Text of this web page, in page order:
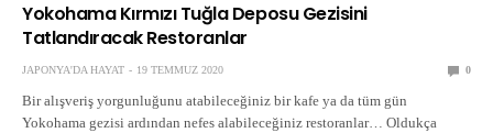
Yokohama Kırmızı Tuğla Deposu Gezisini
Tatlandıracak Restoranlar
JAPONYA'DA HAYAT 19 TEMMUZ 2020 0
Bir alışveriş yorgunluğunu atabileceğiniz bir kafe ya da tüm gün
Yokohama gezisi ardından nefes alabileceğiniz restoranlar… Oldukça